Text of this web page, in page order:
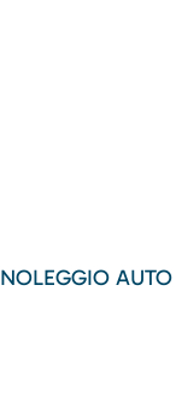
NOLEGGIO AUTO